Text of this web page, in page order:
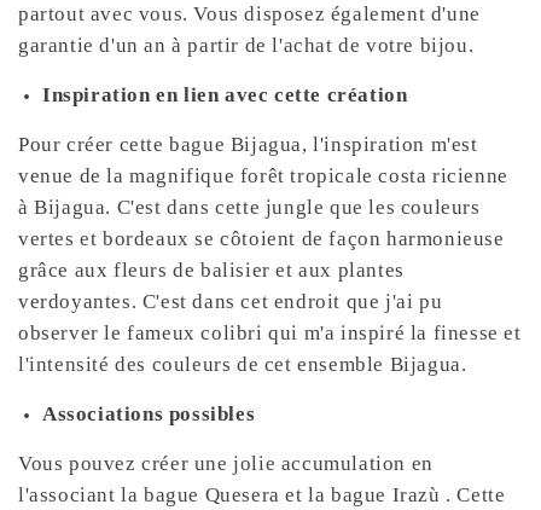
partout avec vous. Vous disposez également d'une
garantie d'un an à partir de l'achat de votre bijou.
Inspiration en lien avec cette création
Pour créer cette bague Bijagua, l'inspiration m'est
venue de la magnifique forêt tropicale costa ricienne
à Bijagua. C'est dans cette jungle que les couleurs
vertes et bordeaux se côtoient de façon harmonieuse
grâce aux fleurs de balisier et aux plantes
verdoyantes. C'est dans cet endroit que j'ai pu
observer le fameux colibri qui m'a inspiré la finesse et
l'intensité des couleurs de cet ensemble Bijagua.
Associations possibles
Vous pouvez créer une jolie accumulation en
l'associant la bague Quesera et la bague Irazù . Cette